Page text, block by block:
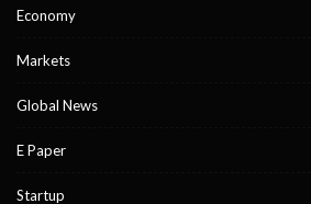
Economy
Markets
Global News
E Paper
Startup